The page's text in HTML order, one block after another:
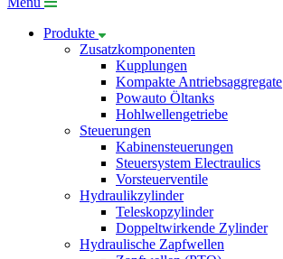
Produkte
Zusatzkomponenten
Kupplungen
Kompakte Antriebsaggregate
Powauto Öltanks
Hohlwellengetriebe
Steuerungen
Kabinensteuerungen
Steuersystem Electraulics
Vorsteuerventile
Hydraulikzylinder
Teleskopzylinder
Doppeltwirkende Zylinder
Hydraulische Zapfwellen